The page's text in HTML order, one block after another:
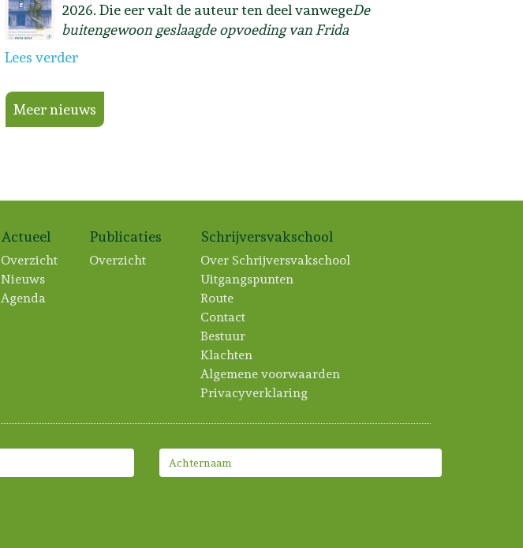
2026. Die eer valt de auteur ten deel vanwegeDe
buitengewoon geslaagde opvoeding van Frida
Lees verder
Meer nieuws
Actueel
Overzicht
Nieuws
Agenda
Publicaties
Overzicht
Schrijversvakschool
Over Schrijversvakschool
Uitgangspunten
Route
Contact
Bestuur
Klachten
Algemene voorwaarden
Privacyverklaring